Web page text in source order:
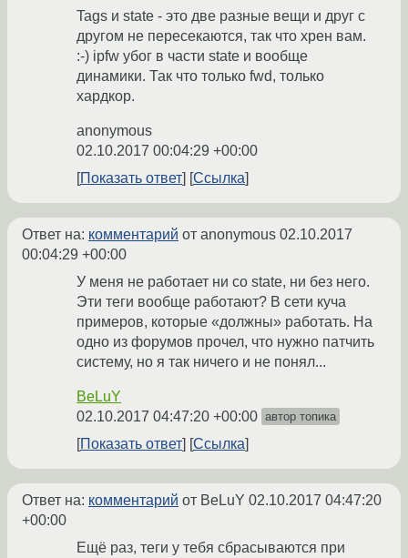
Tags и state - это две разные вещи и друг с
другом не пересекаются, так что хрен вам.
:-) ipfw убог в части state и вообще
динамики. Так что только fwd, только
хардкор.
anonymous
02.10.2017 00:04:29 +00:00
Показать ответ
Ссылка
Ответ на: комментарий от anonymous 02.10.2017
00:04:29 +00:00
У меня не работает ни со state, ни без него.
Эти теги вообще работают? В сети куча
примеров, которые «должны» работать. На
одно из форумов прочел, что нужно патчить
систему, но я так ничего и не понял...
BeLuY
02.10.2017 04:47:20 +00:00 автор топика
Показать ответ Ссылка
Ответ на: комментарий от BeLuY 02.10.2017 04:47:20
+00:00
Ещё раз, теги у тебя сбрасываются при